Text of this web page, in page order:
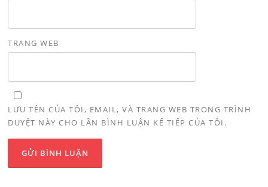
TRANG WEB
LƯU TÊN CỦA TÔI, EMAIL, VÀ TRANG WEB TRONG TRÌNH
DUYỆT NÀY CHO LẦN BÌNH LUẬN KẾ TIẾP CỦA TÔI.